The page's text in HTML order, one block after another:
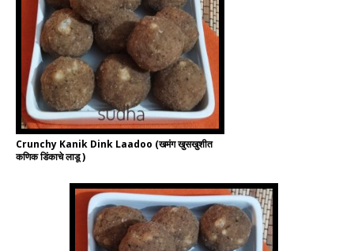
Crunchy Kanik Dink Laadoo (खमंग खुसखुशीत
कणिक डिंकाचे लाडू )